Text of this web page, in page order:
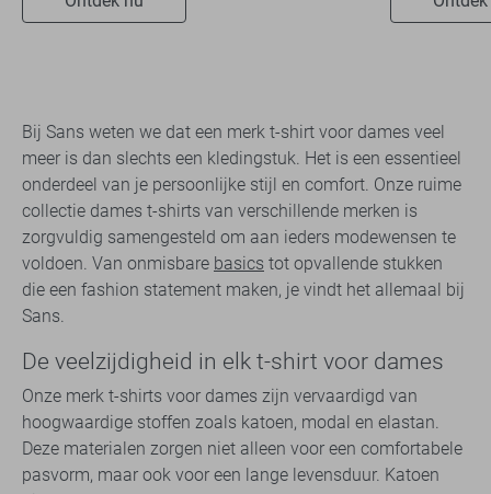
Bij Sans weten we dat een merk t-shirt voor dames veel
meer is dan slechts een kledingstuk. Het is een essentieel
onderdeel van je persoonlijke stijl en comfort. Onze ruime
collectie dames t-shirts van verschillende merken is
zorgvuldig samengesteld om aan ieders modewensen te
voldoen. Van onmisbare basics tot opvallende stukken
die een fashion statement maken, je vindt het allemaal bij
Sans.
De veelzijdigheid in elk t-shirt voor dames
Onze merk t-shirts voor dames zijn vervaardigd van
hoogwaardige stoffen zoals katoen, modal en elastan.
Deze materialen zorgen niet alleen voor een comfortabele
pasvorm, maar ook voor een lange levensduur. Katoen